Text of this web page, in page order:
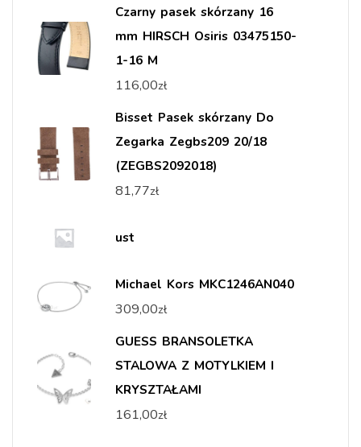
Czarny pasek skórzany 16
mm HIRSCH Osiris 03475150-
1-16 M
116,00zł
Bisset Pasek skórzany Do
Zegarka Zegbs209 20/18
(ZEGBS2092018)
81,77zł
ust
Michael Kors MKC1246AN040
309,00zł
GUESS BRANSOLETKA
STALOWA Z MOTYLKIEM I
KRYSZTAŁAMI
161,00zł